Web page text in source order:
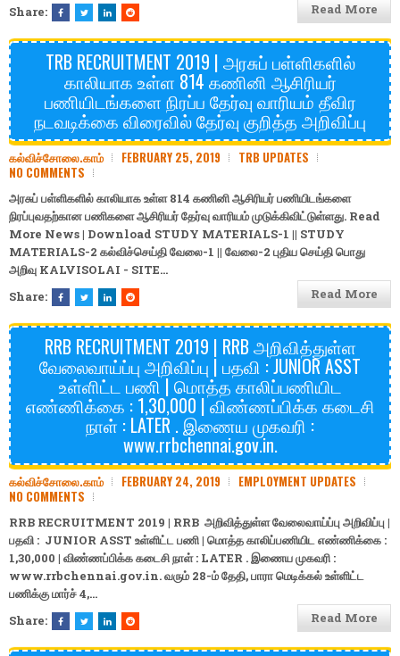
Share:
Read More
TRB RECRUITMENT 2019 | அரசுப் பள்ளிகளில்
காலியாக உள்ள 814 கணினி ஆசிரியர்
பணியிடங்களை நிரப்ப தேர்வு வாரியம் தீவிர
நடவடிக்கை விரைவில் தேர்வு குறித்த அறிவிப்பு
கல்விச்சோலை.காம் FEBRUARY 25, 2019
TRB UPDATES
NO COMMENTS
அரசுப் பள்ளிகளில் காலியாக உள்ள 814 கணினி ஆசிரியர் பணியிடங்களை
நிரப்புவதற்கான பணிகளை ஆசிரியர் தேர்வு வாரியம் முடுக்கிவிட்டுள்ளது. Read
More News | Download STUDY MATERIALS-1 || STUDY
MATERIALS-2 கல்விச்செய்திவேலை-1 || வேலை-2 புதிய செய்திபொது
அறிவு KALVISOLAI - SITE…
Share:
Read More
RRB RECRUITMENT 2019 | RRB அறிவித்துள்ள
வேலைவாய்ப்பு அறிவிப்பு | பதவி : JUNIOR ASST
உள்ளிட்ட பணி | மொத்த காலிப்பணியிட
எண்ணிக்கை : 1,30,000 | விண்ணப்பிக்க கடைசி
நாள் : LATER . இணைய முகவரி :
www.rrbchennai.gov.in.
கல்விச்சோலை.காம் FEBRUARY 24, 2019
EMPLOYMENT UPDATES
NO COMMENTS
RRB RECRUITMENT 2019 | RRB அறிவித்துள்ள வேலைவாய்ப்பு அறிவிப்பு |
பதவி : JUNIOR ASST உள்ளிட்ட பணி | மொத்த காலிப்பணியிட எண்ணிக்கை :
1,30,000 | விண்ணப்பிக்க கடைசி நாள் : LATER . இணைய முகவரி :
www.rrbchennai.gov.in. வரும் 28-ம் தேதி, பாரா மெடிக்கல் உள்ளிட்ட
பணிக்கு மார்ச் 4,…
Share:
Read More